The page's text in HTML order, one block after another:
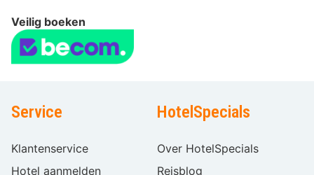
Veilig boeken
Service
Klantenservice
Hotel aanmelden
HotelSpecials
Over HotelSpecials
Reisblog